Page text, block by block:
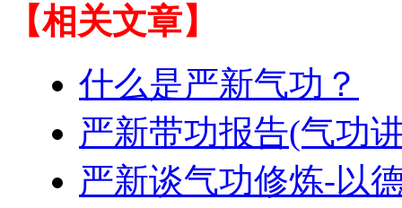
【相关文章】
什么是严新气功？
严新带功报告(气功
严新谈气功修炼-以